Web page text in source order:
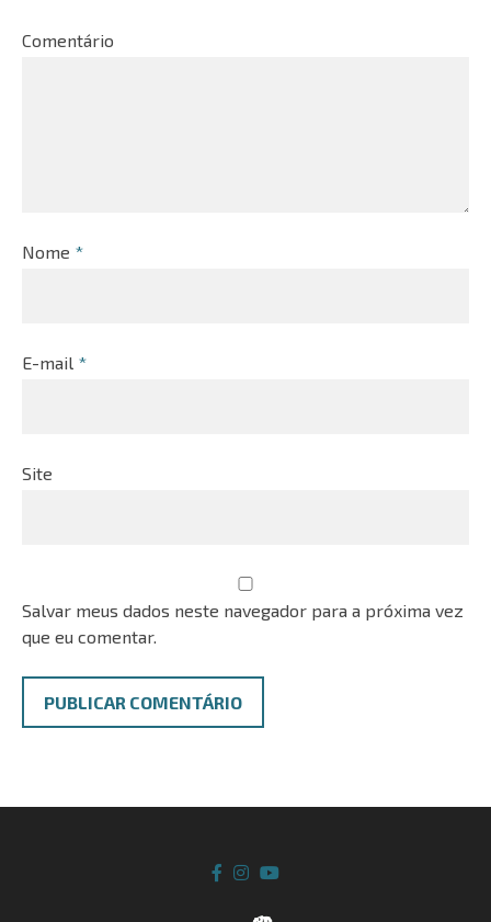
Comentário
Nome *
E-mail *
Site
Salvar meus dados neste navegador para a próxima vez
que eu comentar.